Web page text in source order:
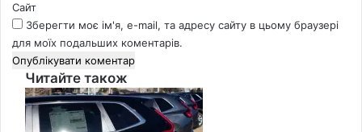
Сайт
Зберегти моє ім'я, e-mail, та адресу сайту в цьому браузері
для моїх подальших коментарів.
Читайте також
Close